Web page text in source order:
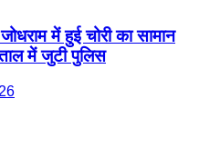
में हुई चोरी का सामान
में जुटी पुलिस